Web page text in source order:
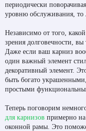
периодически
уровню обслуживания, то
Независимо от того,
зрения долговечности, вы
Даже если ваш карниз
один важный элемент
декоративный элемент.
быть богато
простыми
Теперь поговорим
для карнизов примерно
оконной рамы. Это